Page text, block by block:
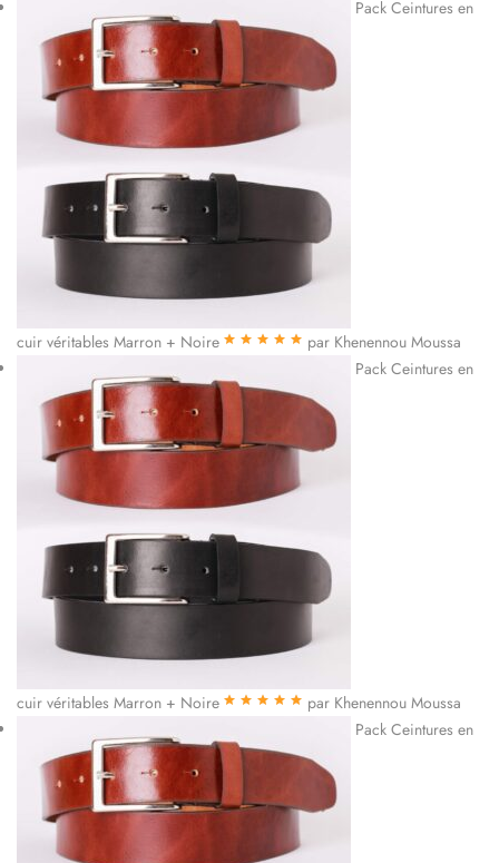
Pack Ceintures en
cuir véritables Marron + Noire
par Khenennou Moussa
Pack Ceintures en
cuir véritables Marron + Noire
par Khenennou Moussa
Pack Ceintures en